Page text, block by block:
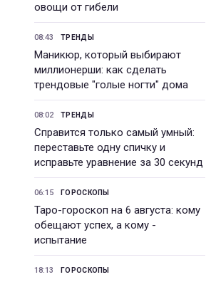
овощи от гибели
08:43 ТРЕНДЫ
Маникюр, который выбирают
миллионерши: как сделать
трендовые "голые ногти" дома
08:02 ТРЕНДЫ
Справится только самый умный:
переставьте одну спичку и
исправьте уравнение за 30 секунд
06:15 ГОРОСКОПЫ
Таро-гороскоп на 6 августа: кому
обещают успех, а кому -
испытание
18:13 ГОРОСКОПЫ